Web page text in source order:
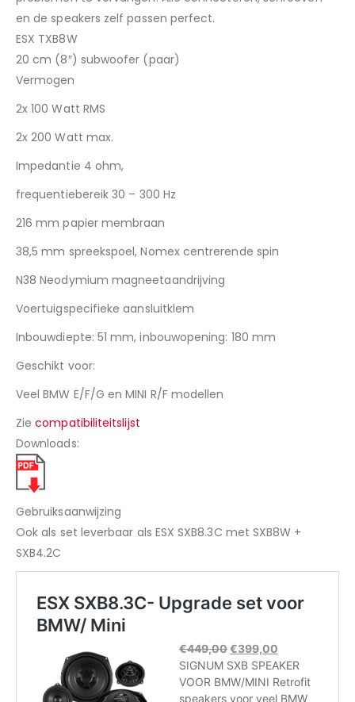
en de speakers zelf passen perfect.
ESX TXB8W
20 cm (8″) subwoofer (paar)
Vermogen
2x 100 Watt RMS
2x 200 Watt max.
Impedantie 4 ohm,
frequentiebereik 30 – 300 Hz
216 mm papier membraan
38,5 mm spreekspoel, Nomex centrerende spin
N38 Neodymium magneetaandrijving
Voertuigspecifieke aansluitklem
Inbouwdiepte: 51 mm, inbouwopening: 180 mm
Geschikt voor:
Veel BMW E/F/G en MINI R/F modellen
Ziecompatibiliteitslijst
Downloads:
Gebruiksaanwijzing
Ook als set leverbaar als ESX SXB8.3C met SXB8W +
SXB4.2C